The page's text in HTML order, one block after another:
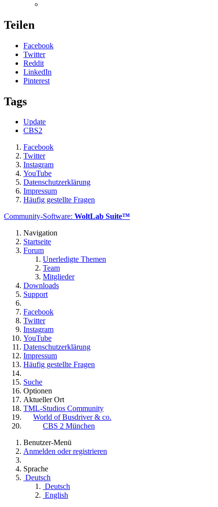
Teilen
Facebook
Twitter
Reddit
LinkedIn
Pinterest
Tags
Update
CBS2
Facebook
Twitter
Instagram
YouTube
Datenschutzerklärung
Impressum
Häufig gestellte Fragen
Community-Software: WoltLab Suite™
Navigation
Startseite
Forum
Unerledigte Themen
Team
Mitglieder
Downloads
Support
Facebook
Twitter
Instagram
YouTube
Datenschutzerklärung
Impressum
Häufig gestellte Fragen
Suche
Optionen
Aktueller Ort
TML-Studios Community
World of Busdriver & co.
CBS 2 München
Benutzer-Menü
Anmelden oder registrieren
Sprache
Deutsch
Deutsch
English